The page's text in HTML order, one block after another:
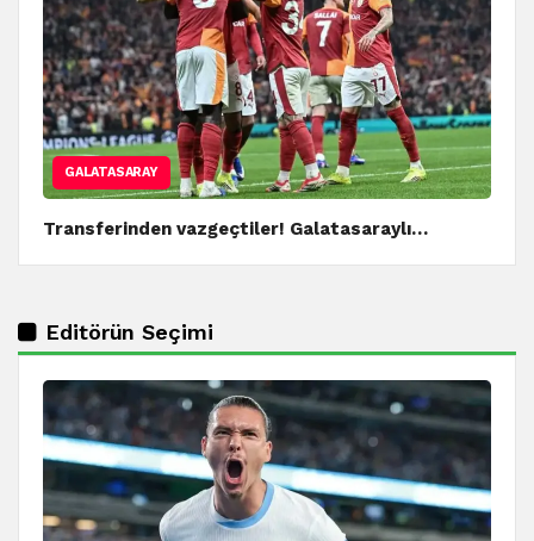
GALATASARAY
Transferinden vazgeçtiler! Galatasaraylı…
Editörün Seçimi